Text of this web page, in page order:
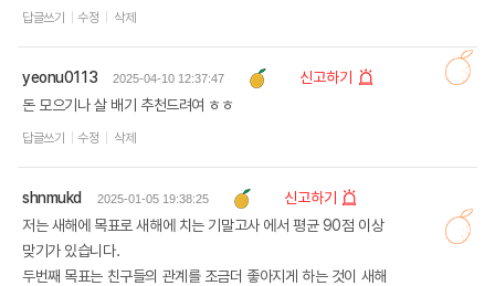
답글쓰기 수정 삭제
yeonu0113 2025-04-10 12:37:47
신고하기
돈 모으기나 살 배기 추천드려여 ㅎㅎ
답글쓰기 수정 삭제
shnmukd 2025-01-05 19:38:25
신고하기
저는 새해에 목표로 새해에 치는 기말고사 에서 평균 90점 이상
맞기가 있습니다.
두번째 목표는 친구들의 관계를 조금더 좋아지게 하는 것이 새해